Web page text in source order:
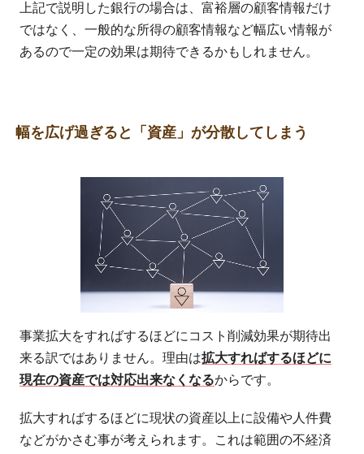
上記で説明した銀行の場合は、富裕層の顧客情報だけ
ではなく、一般的な所得の顧客情報など幅広い情報が
あるので一定の効果は期待できるかもしれません。
幅を広げ過ぎると「資産」が分散してしまう
事業拡大をすればするほどにコスト削減効果が期待出
来る訳ではありません。理由は拡大すればするほどに
現在の資産では対応出来なくなるからです。
拡大すればするほどに現状の資産以上に設備や人件費
などがかさむ事が考えられます。これは範囲の不経済